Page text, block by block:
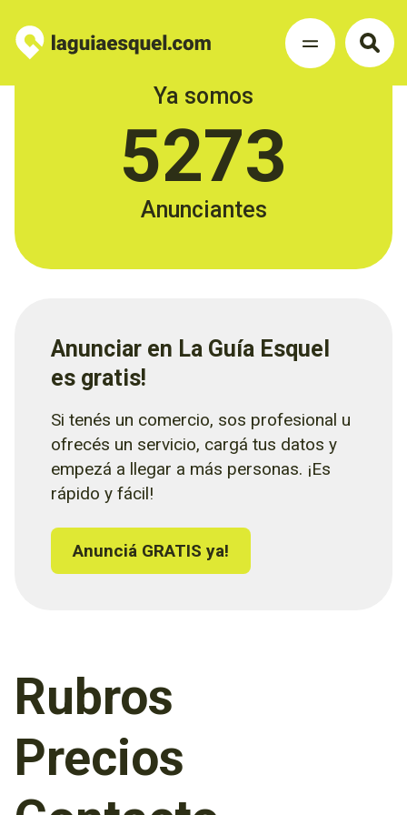
Ya somos
5273
Anunciantes
Anunciar en La Guía Esquel
es gratis!
Si tenés un comercio, sos profesional u
ofrecés un servicio, cargá tus datos y
empezá a llegar a más personas. ¡Es
rápido y fácil!
Anunciá GRATIS ya!
Rubros
Precios